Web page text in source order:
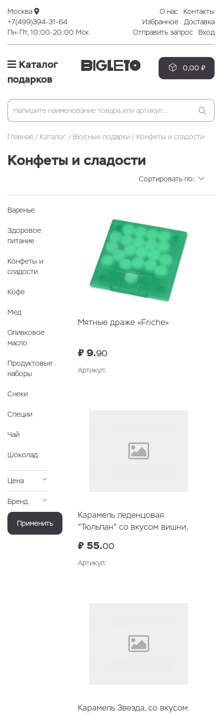
Москва
+7(499)394-31-64
Пн-Пт, 10:00-20:00 Мск
О нас
Контакты
Избранное
Доставка
Отправить запрос
Вход
Каталог
подарков
0,00 ₽
Главная Каталог Вкусные подарки Конфеты и сладости
Конфеты и сладости
Сортировать по:
Варенье
Здоровое
питание
Конфеты и
сладости
Кофе
Мед
Оливковое
масло
Продуктовые
наборы
Снеки
Специи
Чай
Шоколад
Цена
Бренд
Применить
Мятные драже «Friche»
₽ 9.90
Артикул:
Карамель леденцовая
"Тюльпан" со вкусом вишни,
₽ 55.00
Артикул:
Карамель Звезда, со вкусом